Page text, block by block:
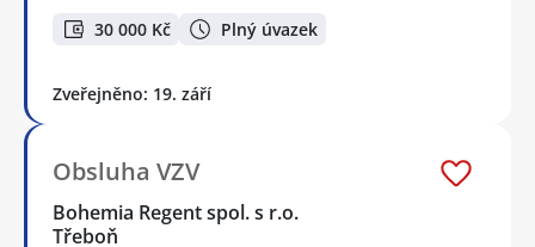
30 000 Kč Plný úvazek
Zveřejněno: 19. září
Obsluha VZV
Bohemia Regent spol. s r.o.
Třeboň